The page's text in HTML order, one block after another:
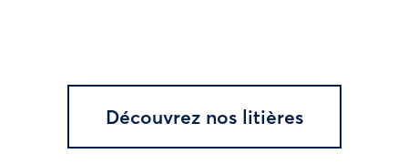
Découvrez nos litières